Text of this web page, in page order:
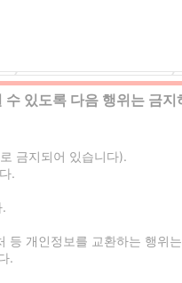
있도록 다음 행위는 금
금지되어 있습니다).
.
등 개인정보를 교환하는 행위
.